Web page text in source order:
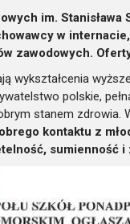
im.
w
zawodowych.
wykształcenia
polskie,
stanem zdrowia.
kontaktu z
sumienność i